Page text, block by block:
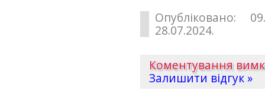
Опубліковано:
28.07.2024.
Коментування
Залишити відгук »